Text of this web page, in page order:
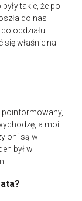
takie, że po
do nas
oddziału
właśnie na
poinformowany,
a moi
oni są w
był w